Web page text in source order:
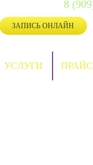
8
ЗАПИСЬ ОНЛАЙН
УСЛУГИ ПРАЙС